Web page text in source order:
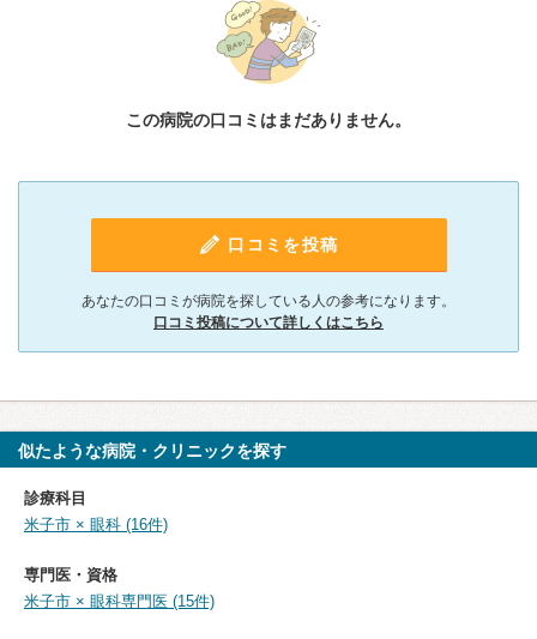
この病院の口コミはまだありません。
口コミを投稿
あなたの口コミが病院を探している人の参考になります。
口コミ投稿について詳しくはこちら
似たような病院・クリニックを探す
診療科目
米子市 × 眼科 (16件)
専門医・資格
米子市 × 眼科専門医 (15件)